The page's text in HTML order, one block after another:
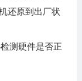
还原到出厂状
测硬件是否正